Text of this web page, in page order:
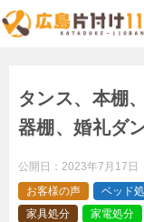
タンス、本棚
器棚、婚礼ダ
公開日： 2023年7月17日
お客様の声
ベッド
家具処分
家電処分